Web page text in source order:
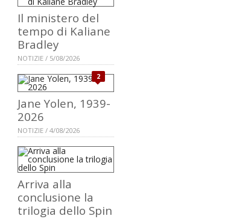
Il ministero del
tempo di Kaliane
Bradley
NOTIZIE / 5/08/2026
2
Jane Yolen, 1939-
2026
NOTIZIE / 4/08/2026
Arriva alla
conclusione la
trilogia dello Spin